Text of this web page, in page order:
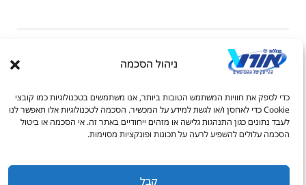
ניהול הסכמה
כדי לספק את חוויות המשתמש הטובות ביותר, אנו משתמשים בטכנולוגיות כמו קובצי
Cookie כדי לאחסן ו/או לגשת למידע על המכשיר. הסכמה לטכנולוגיות אלו תאפשר לנו
לעבד נתונים כגון התנהגות גלישה או מזהים ייחודיים באתר זה. אי הסכמה או ביטול
הסכמה עלולים להשפיע לרעה על תכונות ופונקציות מסוימות.
קבל
© כל הזכויות שמורות למכללות אורט 2026
טקסט
טקסט